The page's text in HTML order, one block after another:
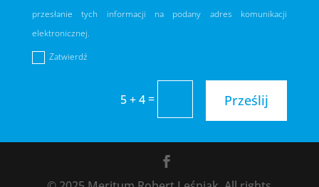
przesłanie tych informacji na podany adres komunikacji
elektronicznej.
Zatwierdź
5 + 4= Prześlij